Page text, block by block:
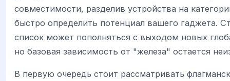
совместимости, разделив устройства на
быстро определить потенциал вашего гаджета.
список может пополняться с выходом новых
но базовая зависимость от "железа" остается
В первую очередь стоит рассматривать